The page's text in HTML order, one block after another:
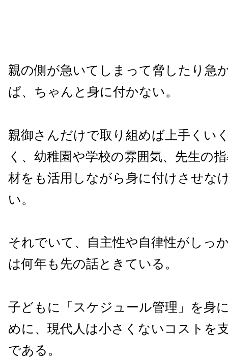
親の側が急いてしまって脅したり急
ば、ちゃんと身に付かない。
親御さんだけで取り組めば上手くい
く、幼稚園や学校の雰囲気、先生の
材をも活用しながら身に付けさせな
い。
それでいて、自主性や自律性がしっ
は何年も先の話ときている。
子どもに「スケジュール管理」を身
めに、現代人は小さくないコストを
である。